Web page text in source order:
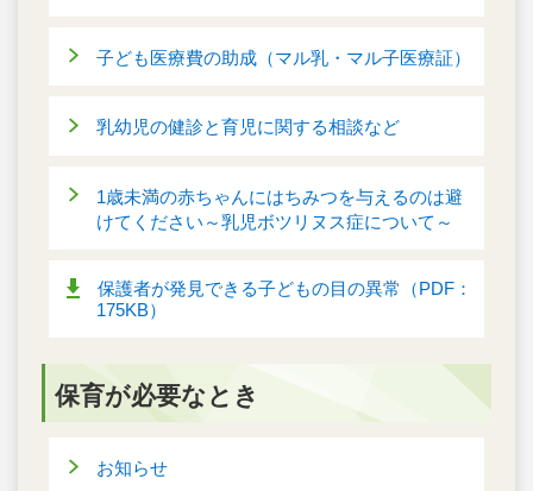
子ども医療費の助成（マル乳・マル子医療証）
乳幼児の健診と育児に関する相談など
1歳未満の赤ちゃんにはちみつを与えるのは避
けてください～乳児ボツリヌス症について～
保護者が発見できる子どもの目の異常（PDF：
175KB）
保育が必要なとき
お知らせ